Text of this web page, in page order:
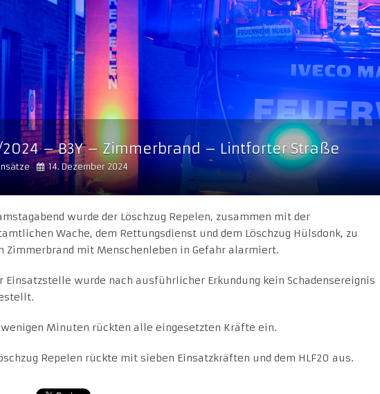
– B3Y – Zimmerbrand – Lintforter Straße
14. Dezember 2024
wurde der Löschzug Repelen, zusammen mit der
Wache, dem Rettungsdienst und dem Löschzug Hülsdonk, zu
Zimmerbrand mit Menschenleben in Gefahr alarmiert.
Einsatzstelle wurde nach ausführlicher Erkundung kein Schadensereignis
wenigen Minuten rückten alle eingesetzten Kräfte ein.
Repelen rückte mit sieben Einsatzkräften und dem HLF20 aus.